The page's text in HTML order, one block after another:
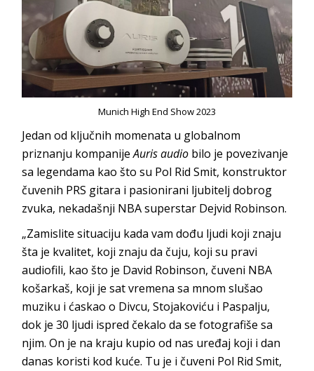
Munich High End Show 2023
Jedan od ključnih momenata u globalnom
priznanju kompanijeAuris audio bilo je povezivanje
sa legendama kao što su Pol Rid Smit, konstruktor
čuvenih PRS gitara i pasionirani ljubitelj dobrog
zvuka, nekadašnji NBA superstar Dejvid Robinson.
„Zamislite situaciju kada vam dođu ljudi koji znaju
šta je kvalitet, koji znaju da čuju, koji su pravi
audiofili, kao što je David Robinson, čuveni NBA
košarkaš, koji je sat vremena sa mnom slušao
muziku i ćaskao o Divcu, Stojakoviću i Paspalju,
dok je 30 ljudi ispred čekalo da se fotografiše sa
njim. On je na kraju kupio od nas uređaj koji i dan
danas koristi kod kuće. Tu je i čuveni Pol Rid Smit,